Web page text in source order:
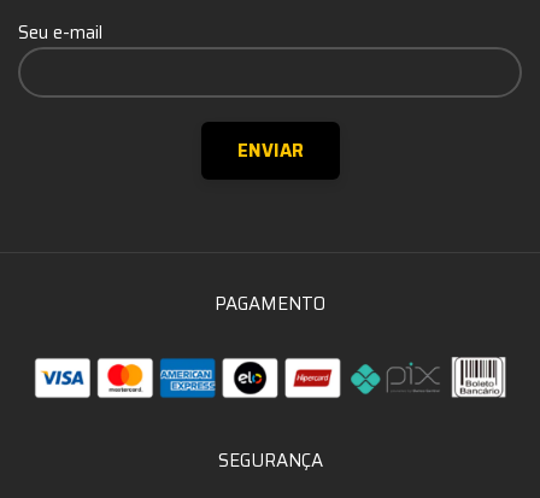
Seu e-mail
PAGAMENTO
SEGURANÇA